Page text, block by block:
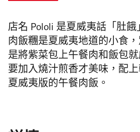
店名 Pololi 是夏威夷話「肚
肉飯糰是夏威夷地道的小食
是將紫菜包上午餐肉和飯包
要加入燒汁煎香才美味，配
夏威夷版的午餐肉飯。